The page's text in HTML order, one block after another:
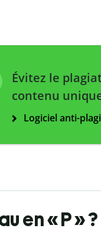
Évitez le
contenu
Logiciel anti-
en « P » ?